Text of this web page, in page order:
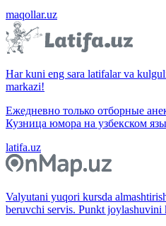
maqollar.uz
Har kuni eng sara latifalar va
markazi!
Ежедневно только отборные
Кузница юмора на узбекском
latifa.uz
Valyutani yuqori kursda
beruvchi servis. Punkt joylashuvini